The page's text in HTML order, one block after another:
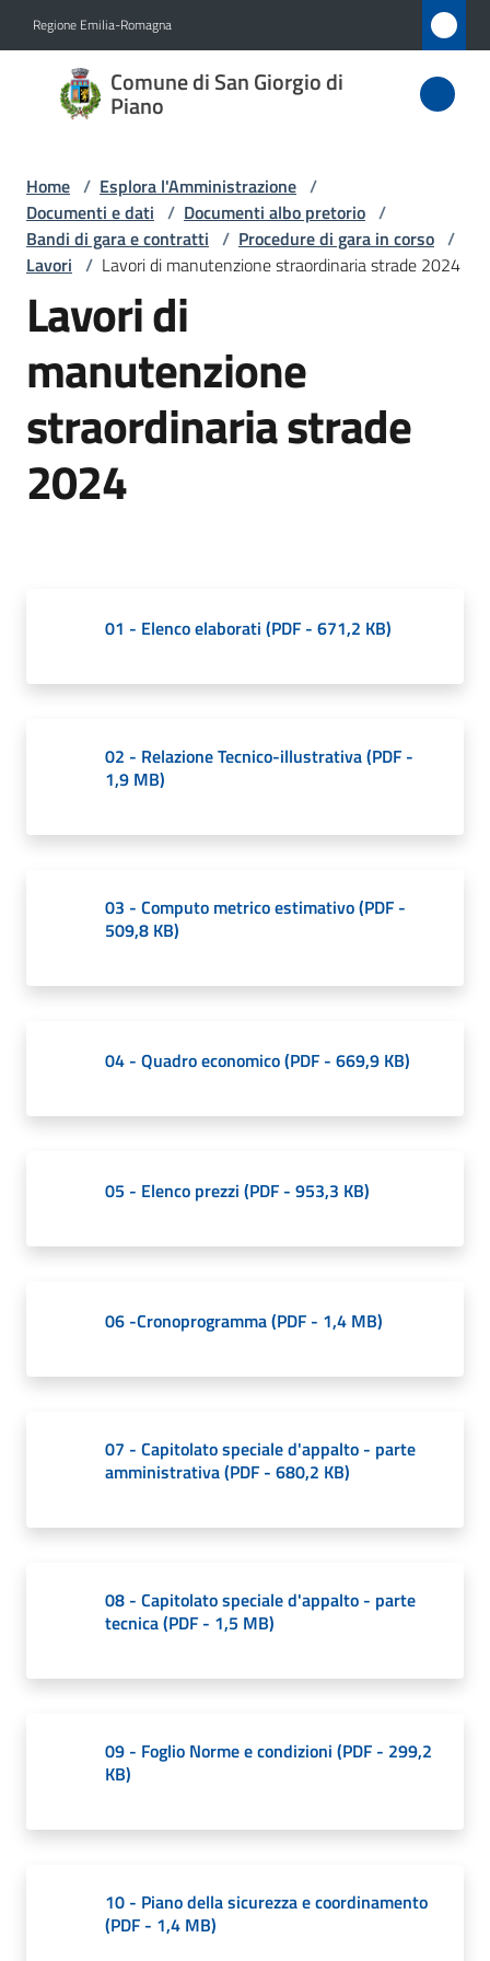
Regione Emilia-Romagna
Comune di San Giorgio di
Piano
Comune
di San
di Piano
Amministrazione
Menu selezionato
Novità
Servizi
Vivere
San
Giorgio
Amministrazione
b
o
n
Home / Esplora l'Amministrazione /
Documenti e dati / Documenti albo pretorio /
Bandi di gara e contratti / Procedure di gara in corso /
Lavori / Lavori di manutenzione straordinaria strade 2024
Lavori di
manutenzione
straordinaria strade
2024
01 - Elenco elaborati (PDF - 671,2 KB)
02 - Relazione Tecnico-illustrativa(PDF -
1,9 MB)
03 - Computo metrico estimativo(PDF -
509,8 KB)
04 - Quadro economico(PDF - 669,9 KB)
05 - Elenco prezzi (PDF - 953,3 KB)
06 -Cronoprogramma(PDF - 1,4 MB)
07 - Capitolato speciale d'appalto - parte
amministrativa(PDF - 680,2 KB)
08 - Capitolato speciale d'appalto - parte
tecnica(PDF - 1,5 MB)
09 - Foglio Norme e condizioni (PDF - 299,2
KB)
10 - Piano della sicurezza e coordinamento
(PDF - 1,4 MB)